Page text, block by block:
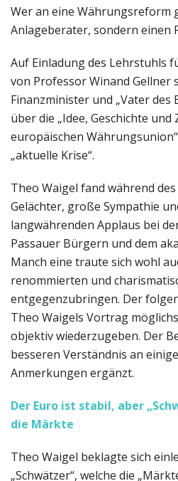
Wer an eine Währungsreform
Anlageberater, sondern einen
Auf Einladung des Lehrstuhls
von Professor Winand Gellner
Finanzminister und „Vater des
über die „Idee, Geschichte
europäischen
„aktuelle Krise“.
Theo Waigel fand während
Gelächter, große Sympathie
langwährenden Applaus bei
Passauer Bürgern und dem
Manch eine traute sich wohl
renommierten und
entgegenzubringen. Der
Theo Waigels Vortrag
objektiv wiederzugeben. Der
besseren Verständnis an
Anmerkungen ergänzt.
Der Euro ist stabil, aber
die Märkte
Theo Waigel beklagte sich
„Schwätzer“, welche die